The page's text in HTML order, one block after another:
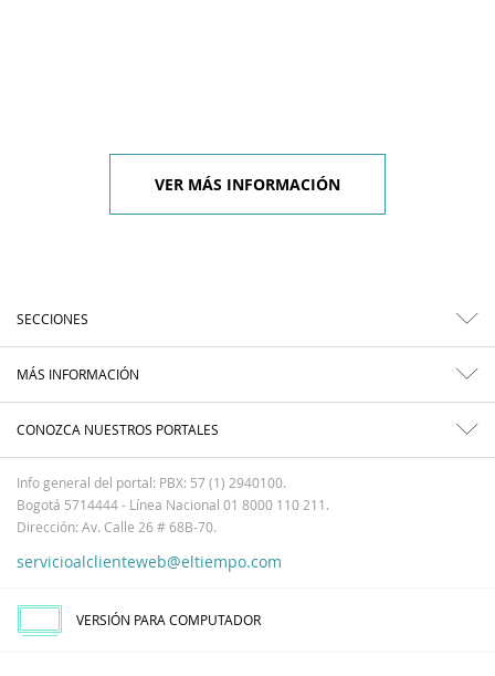
VER MÁS INFORMACIÓN
SECCIONES
MÁS INFORMACIÓN
CONOZCA NUESTROS PORTALES
Info general del portal: PBX: 57 (1) 2940100.
Bogotá 5714444 - Línea Nacional 01 8000 110 211.
Dirección: Av. Calle 26 # 68B-70.
servicioalclienteweb@eltiempo.com
VERSIÓN PARA COMPUTADOR